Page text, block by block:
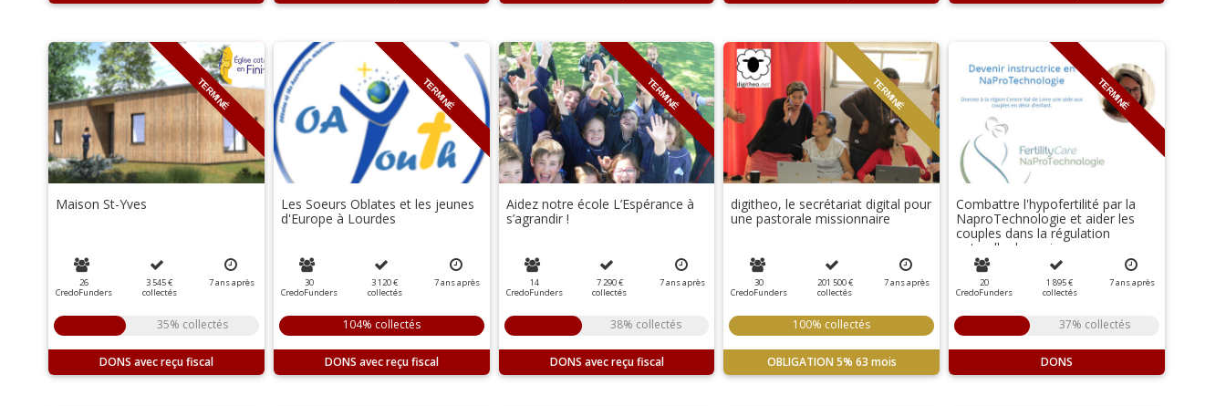
TERMINÉ
Maison St-Yves
26
CredoFunders
3 545 €
collectés
7ansaprès
35% collectés
DONS
TERMINÉ
Les Soeurs Oblates et les jeunes
d'Europe à Lourdes
30
CredoFunders
3 120 €
collectés
7ansaprès
104% collectés
DONS
TERMINÉ
Aidez notre école L’Espérance à
s’agrandir !
14
CredoFunders
7 290 €
collectés
7ansaprès
38% collectés
DONS
TERMINÉ
digitheo, le secrétariat digital pour
une pastorale missionnaire
30
CredoFunders
201 500 €
collectés
7ansaprès
100% collectés
OBLIGATION 5% 63 mois
TERMINÉ
Combattre l'hypofertilité par la
NaproTechnologie et aider les
couples dans la régulation
naturelle des naissances.
20
CredoFunders
1 895 €
collectés
7ansaprès
37% collectés
DONS